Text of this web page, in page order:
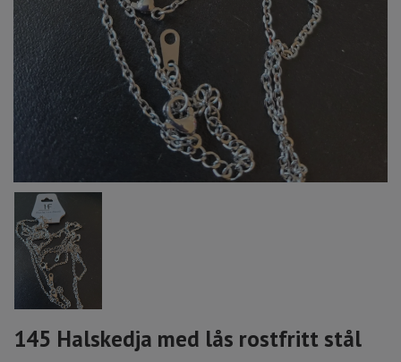
145 Halskedja med lås rostfritt stål